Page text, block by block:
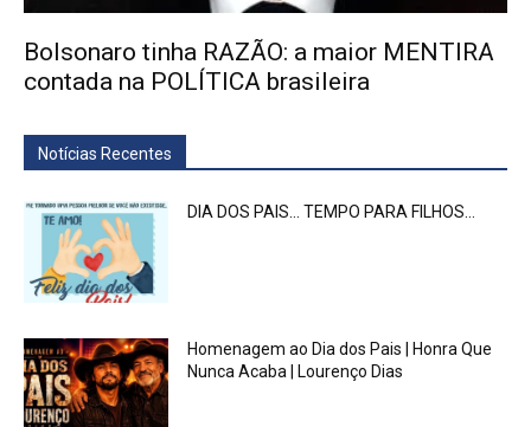
Bolsonaro tinha RAZÃO: a maior MENTIRA
contada na POLÍTICA brasileira
Notícias Recentes
DIA DOS PAIS… TEMPO PARA FILHOS…
Homenagem ao Dia dos Pais | Honra Que
Nunca Acaba | Lourenço Dias